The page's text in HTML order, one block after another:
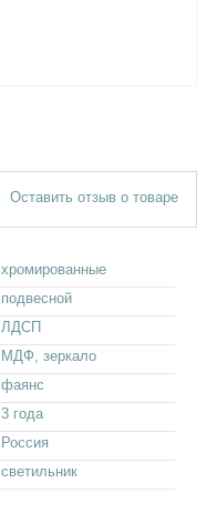
Оставить отзыв о товаре
хромированные
подвесной
ЛДСП
МДФ, зеркало
фаянс
3 года
Россия
светильник